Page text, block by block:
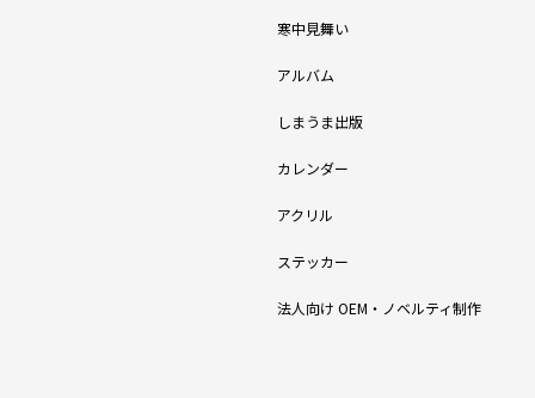
寒中見舞い
アルバム
しまうま出版
カレンダー
アクリル
ステッカー
法人向け OEM・ノベルティ制作